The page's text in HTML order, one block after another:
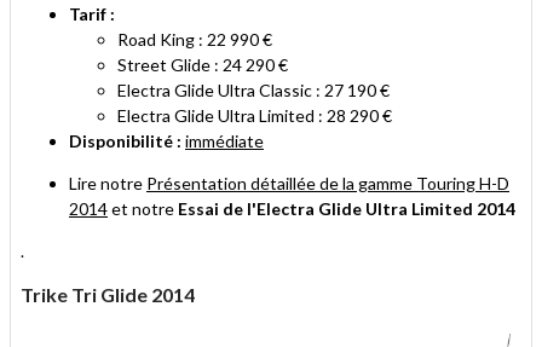
Tarif :
Road King : 22 990 €
Street Glide : 24 290 €
Electra Glide Ultra Classic : 27 190 €
Electra Glide Ultra Limited : 28 290 €
Disponibilité : immédiate
Lire notre Présentation détaillée de la gamme Touring H-D
2014et notre Essai de l'Electra Glide Ultra Limited 2014
.
Trike Tri Glide 2014